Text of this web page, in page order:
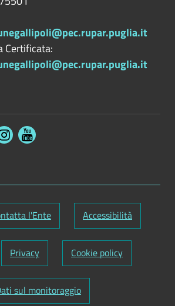
Certificata:
l'Ente Accessibilità
Privacy Cookie policy
sul monitoraggio